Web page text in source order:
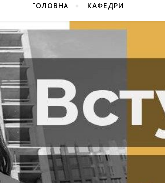
ГОЛОВНА КАФЕДРИ